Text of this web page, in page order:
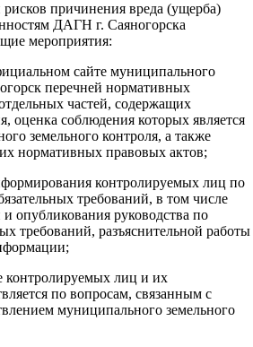
причинения вреда (ущерба)
ДАГН г. Саяногорска
мероприятия:
сайте муниципального
перечней нормативных
частей, содержащих
оценка соблюдения которых является
земельного контроля, а также
нормативных правовых актов;
контролируемых лиц по
требований, в том числе
и опубликования руководства по
требований, разъяснительной работы
лиц и их
по вопросам, связанным с
муниципального земельного